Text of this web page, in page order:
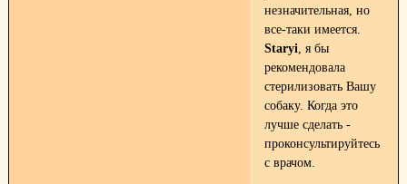
незначительная, но
все-таки имеется.
Staryi, я бы
рекомендовала
стерилизовать Вашу
собаку. Когда это
лучше сделать -
проконсультируйтесь
с врачом.